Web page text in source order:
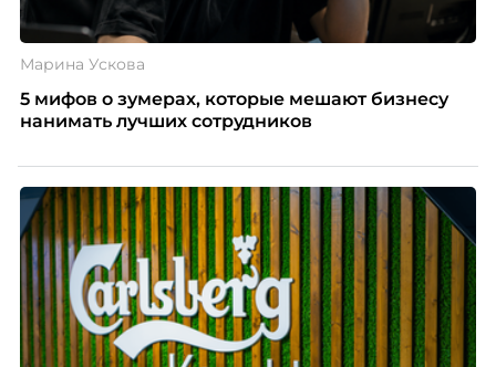
Марина Ускова
5 мифов о зумерах, которые мешают бизнесу
нанимать лучших сотрудников